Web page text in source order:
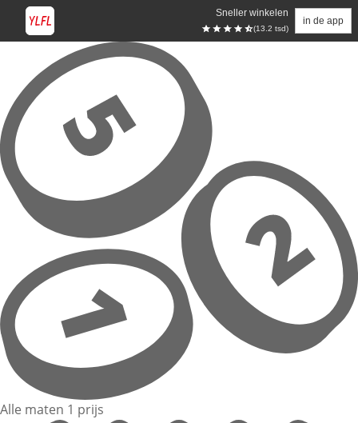
Sneller winkelen
(13.2 tsd)
in de app
Overslaan naar hoofdinhoud
Alle maten 1 prijs